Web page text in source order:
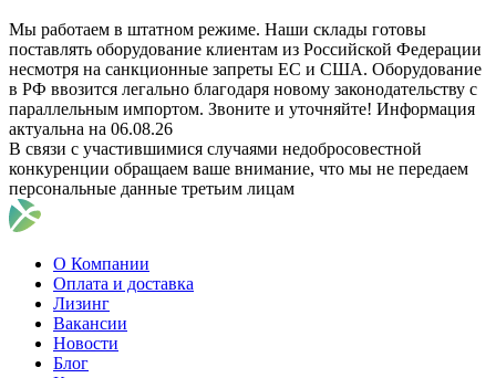
Мы работаем в штатном режиме. Наши склады готовы
поставлять оборудование клиентам из Российской Федерации
несмотря на санкционные запреты ЕС и США. Оборудование
в РФ ввозится легально благодаря новому законодательству с
параллельным импортом. Звоните и уточняйте! Информация
актуальна на 06.08.26
В связи с участившимися случаями недобросовестной
конкуренции обращаем ваше внимание, что мы не передаем
персональные данные третьим лицам
О Компании
Оплата и доставка
Лизинг
Вакансии
Новости
Блог